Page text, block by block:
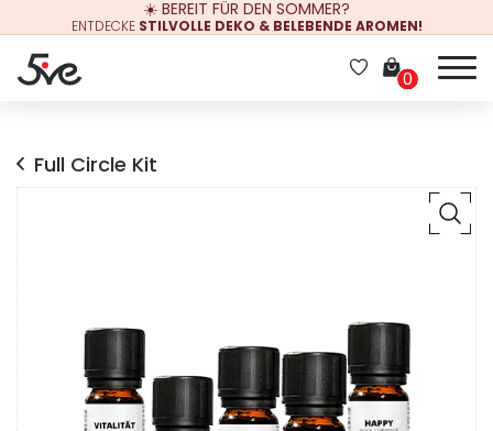
☀️ BEREIT FÜR DEN SOMMER?
ENTDECKE STILVOLLE DEKO & BELEBENDE AROMEN!
0
Full Circle Kit